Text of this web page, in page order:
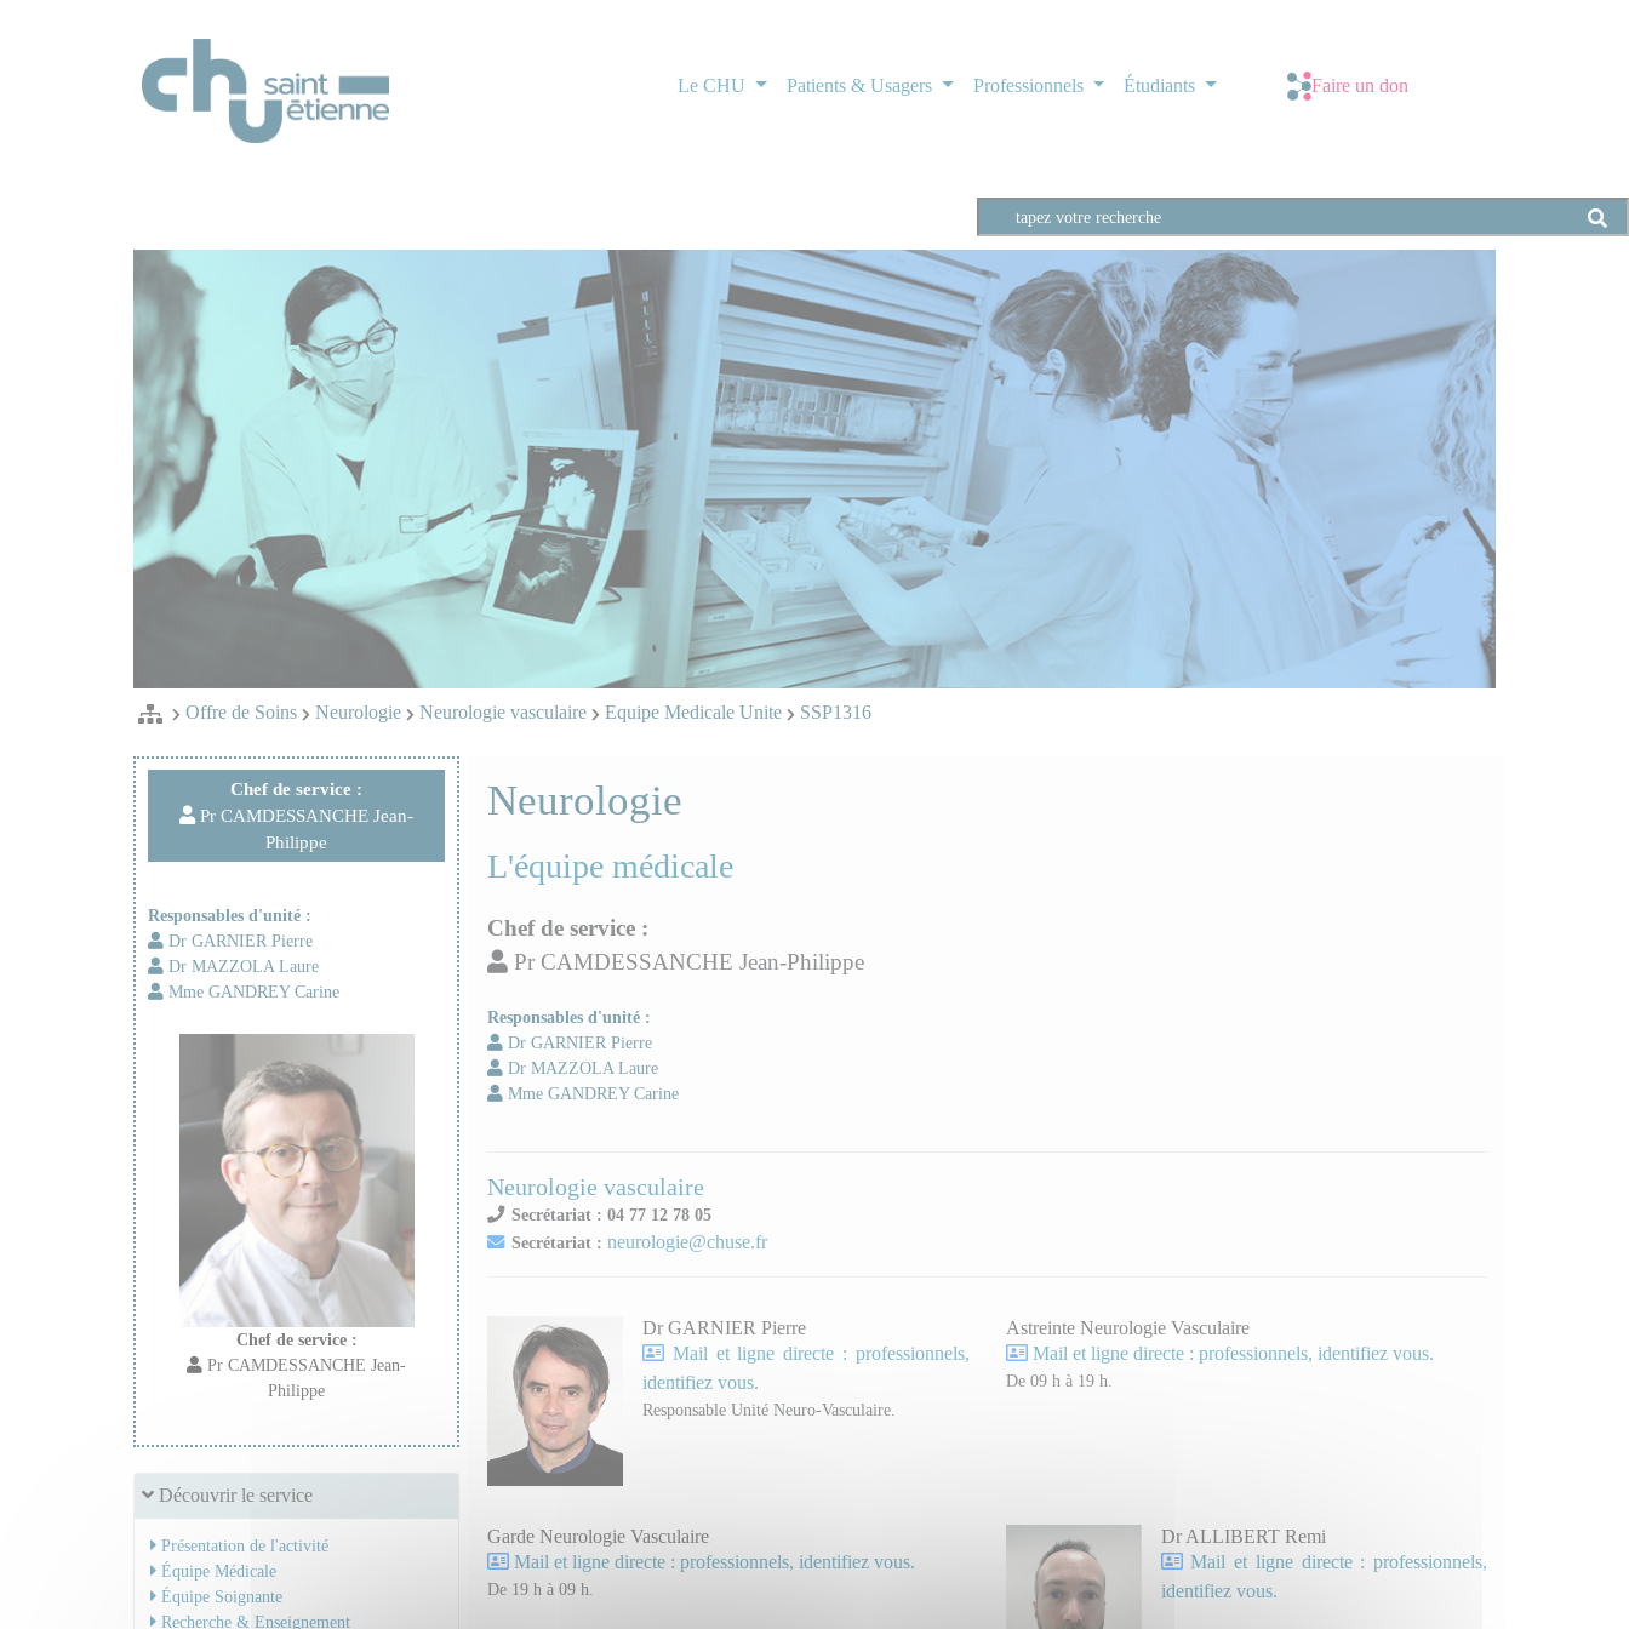
Le CHU Patients & Usagers Professionnels Étudiants Faire un don
Offre de Soins Neurologie Neurologie vasculaire Equipe Medicale Unite SSP1316
Chef de service :
Pr CAMDESSANCHE Jean-
Philippe
Responsables d'unité :
Dr GARNIER Pierre
Dr MAZZOLA Laure
Mme GANDREY Carine
Chef de service :
Pr CAMDESSANCHE Jean-
Philippe
Découvrir le service
Présentation de l'activité
Équipe Médicale
Équipe Soignante
Recherche & Enseignement
Neurologie
L'équipe médicale
Chef de service :
Pr CAMDESSANCHE Jean-Philippe
Responsables d'unité :
Dr GARNIER Pierre
Dr MAZZOLA Laure
Mme GANDREY Carine
Neurologie vasculaire
Secrétariat : 04 77 12 78 05
Secrétariat :neurologie@chuse.fr
Dr GARNIER Pierre
Mail et ligne directe : professionnels,
identifiez vous.
Responsable Unité Neuro-Vasculaire.
Astreinte Neurologie Vasculaire
Mail et ligne directe : professionnels, identifiez vous.
De 09 h à 19 h.
Garde Neurologie Vasculaire
Mail et ligne directe : professionnels, identifiez vous.
De 19 h à 09 h.
Dr ALLIBERT Remi
Mail et ligne directe : professionnels,
identifiez vous.